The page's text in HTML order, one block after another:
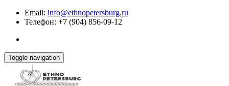
Email: info@ethnopetersburg.ru
Телефон: +7 (904) 856-09-12
Toggle navigation